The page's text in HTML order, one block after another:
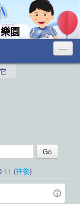
園
11 (往後)